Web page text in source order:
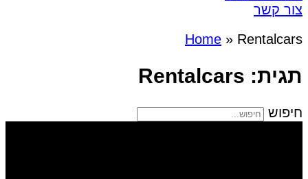
צור קשר
Home » Rentalcars
תגית: Rentalcars
חיפוש